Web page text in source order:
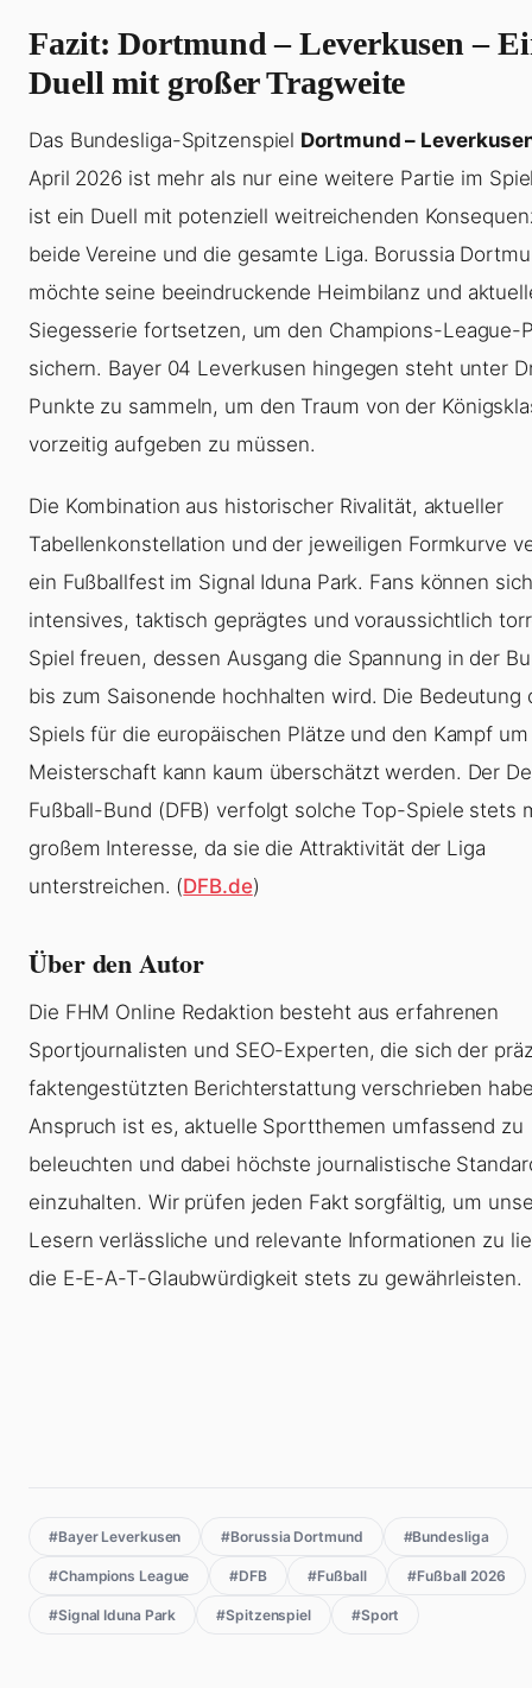
Fazit: Dortmund – Leverkusen –
Duell mit großer Tragweite
Das Bundesliga-Spitzenspiel Dortmund –
April 2026 ist mehr als nur eine weitere Partie im
ist ein Duell mit potenziell weitreichenden
beide Vereine und die gesamte Liga. Borussia
möchte seine beeindruckende Heimbilanz und
Siegesserie fortsetzen, um den Champions-League-
sichern. Bayer 04 Leverkusen hingegen steht unter
Punkte zu sammeln, um den Traum von der
vorzeitig aufgeben zu müssen.
Die Kombination aus historischer Rivalität, aktueller
Tabellenkonstellation und der jeweiligen Formkurve
ein Fußballfest im Signal Iduna Park. Fans können
intensives, taktisch geprägtes und voraussichtlich
Spiel freuen, dessen Ausgang die Spannung in der
bis zum Saisonende hochhalten wird. Die Bedeutung
Spiels für die europäischen Plätze und den Kampf
Meisterschaft kann kaum überschätzt werden. Der
Fußball-Bund (DFB) verfolgt solche Top-Spiele stets
großem Interesse, da sie die Attraktivität der Liga
unterstreichen. (DFB.de)
Über den Autor
Die FHM Online Redaktion besteht aus erfahrenen
Sportjournalisten und SEO-Experten, die sich der
faktengestützten Berichterstattung verschrieben
Anspruch ist es, aktuelle Sportthemen umfassend zu
beleuchten und dabei höchste journalistische
einzuhalten. Wir prüfen jeden Fakt sorgfältig, um
Lesern verlässliche und relevante Informationen zu
die E-E-A-T-Glaubwürdigkeit stets zu gewährleisten.
#Bayer Leverkusen #Borussia Dortmund #Bundesliga
#Champions League #DFB #Fußball #Fußball 2026
#Signal Iduna Park #Spitzenspiel #Sport